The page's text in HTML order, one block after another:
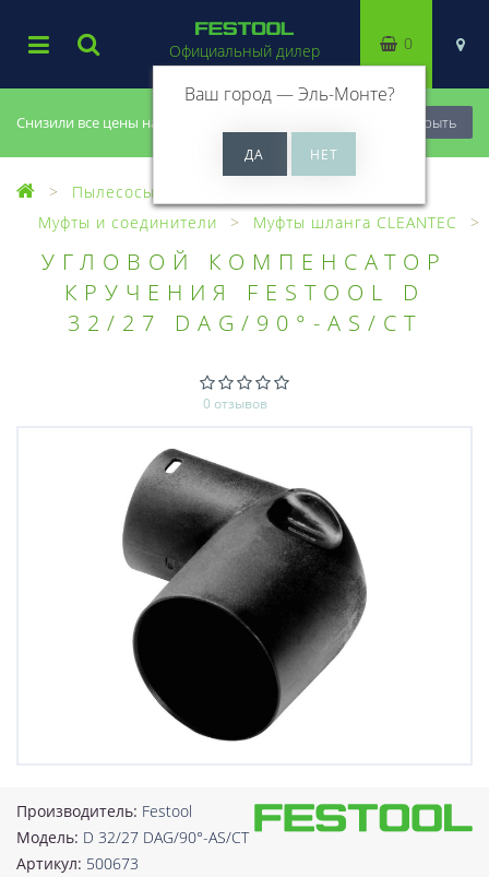
Снизили все цены на 20%, успей купить! Закрыть
Официальный дилер
Ваш город —Эль-Монте?
0
Пылесосы
Муфты и соединители
Муфты шланга CLEANTEC
УГЛОВОЙ КОМПЕНСАТОР
КРУЧЕНИЯ FESTOOL D
32/27 DAG/90°-AS/CT
0 отзывов
Производитель: Festool
Модель: D 32/27 DAG/90°-AS/CT
Артикул: 500673